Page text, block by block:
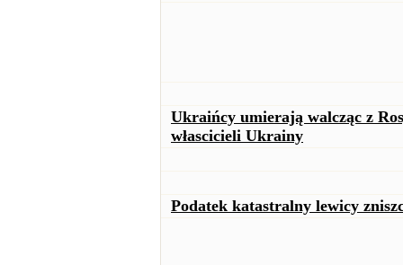
Ukraińcy umierają walcząc z
włascicieli Ukrainy
Podatek katastralny lewicy